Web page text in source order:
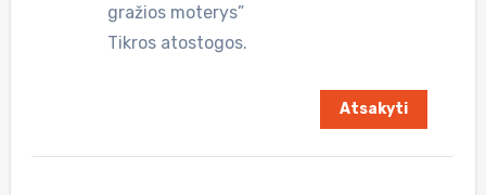
gražios moterys”
Tikros atostogos.
Atsakyti